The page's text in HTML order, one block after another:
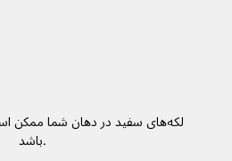
لکه‌های سفید در دهان شما ممکن
باشد.